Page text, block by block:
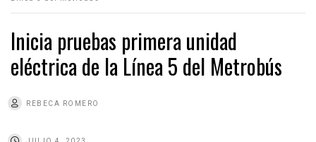
Inicia pruebas primera unidad
eléctrica de la Línea 5 del Metrobús
REBECA ROMERO